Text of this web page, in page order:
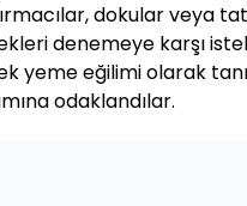
dokular veya
denemeye karşı
yeme eğilimi olarak
odaklandılar.